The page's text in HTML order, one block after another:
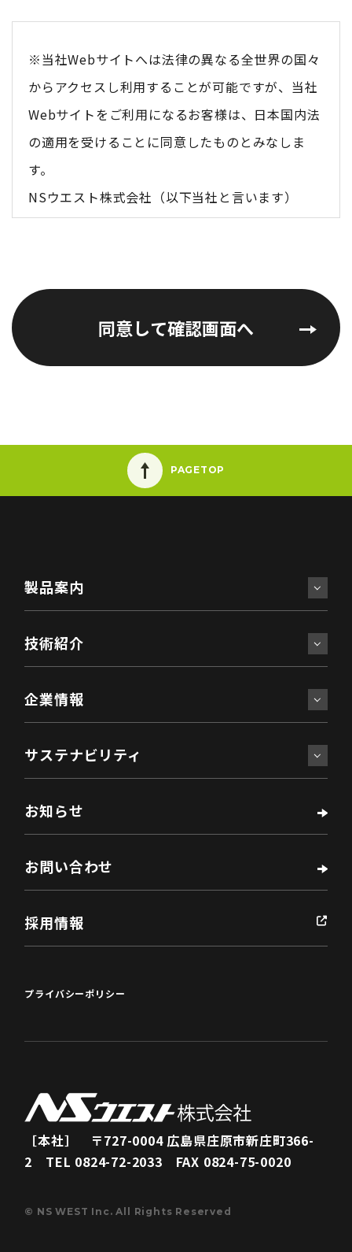
※当社Webサイトへは法律の異なる全世界の国々
からアクセスし利用することが可能ですが、当社
Webサイトをご利用になるお客様は、日本国内法
の適用を受けることに同意したものとみなしま
す。
NSウエスト株式会社（以下当社と言います）
は、お客様からご提供いただきました個人情報に
個人情報の管理
1. 当社は、個人情報を、適切に取得いたします
（※1、※2）。そして、当社は、お客様からご提
社は、お客様にご提供 いただいた個人情報を、お
客様ご本人の同意がある場合、法令等に定めのあ
る場合以外に、第三者に対して開示することはい
壊、改ざん及び漏洩などを防止するため、お客様
からご提供いただきました個人情報については、
適切な対策を講じ、その保護に努めます。
を遵守いたします。
し、継続した改善を行っていきます。本プライバ
シーポリシーを改訂した場合は、このページに掲
※1. 16歳未満のお客様へのお願い 16歳未満の
保護者の方の同意のもとにご提供くださいますよ
※2. クッキーについて当社Webサイトでは、お客
使用しています。クッキーにはお客様のお名前、
ません。なお、インターネット閲覧ソフト（プラ
ウザ）の設定により、クッキーの受け取りを拒否
することも可能です。（クッキーとは、Webサイ
に保存される小さなデータのことです。）
同意して確認画面へ
PAGETOP
製品案内
技術紹介
企業情報
サステナビリティ
お知らせ
お問い合わせ
採用情報
プライバシーポリシー
［本社］ 〒727-0004 広島県庄原市新庄町366-
2 TEL 0824-72-2033 FAX 0824-75-0020
© NS WEST Inc. All Rights Reserved